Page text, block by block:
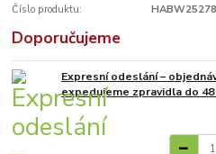
Číslo produktu: HABW25278
Doporučujeme
Expresní odeslání –
expedujeme zpravidla do 48